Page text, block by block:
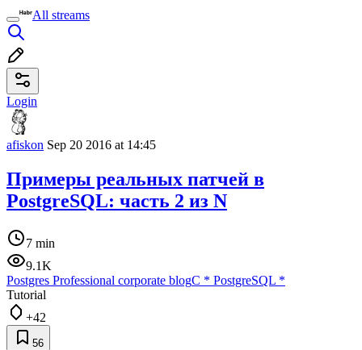
All streams
Login
afiskon Sep 20 2016 at 14:45
Примеры реальных патчей в
PostgreSQL: часть 2 из N
7 min
9.1K
Postgres Professional corporate blogC * PostgreSQL *
Tutorial
+42
56